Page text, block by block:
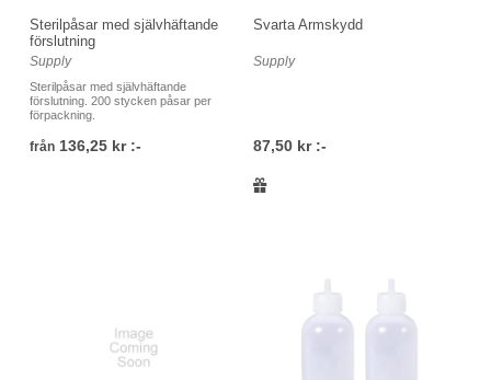
Sterilpåsar med självhäftande
förslutning
Supply
Sterilpåsar med självhäftande
förslutning. 200 stycken påsar per
förpackning.
från 136,25 kr :-
Svarta Armskydd
Supply
87,50 kr :-